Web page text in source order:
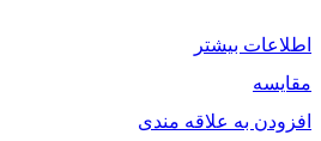
اطلاعات بیشتر
مقایسه
افزودن به علاقه مندی